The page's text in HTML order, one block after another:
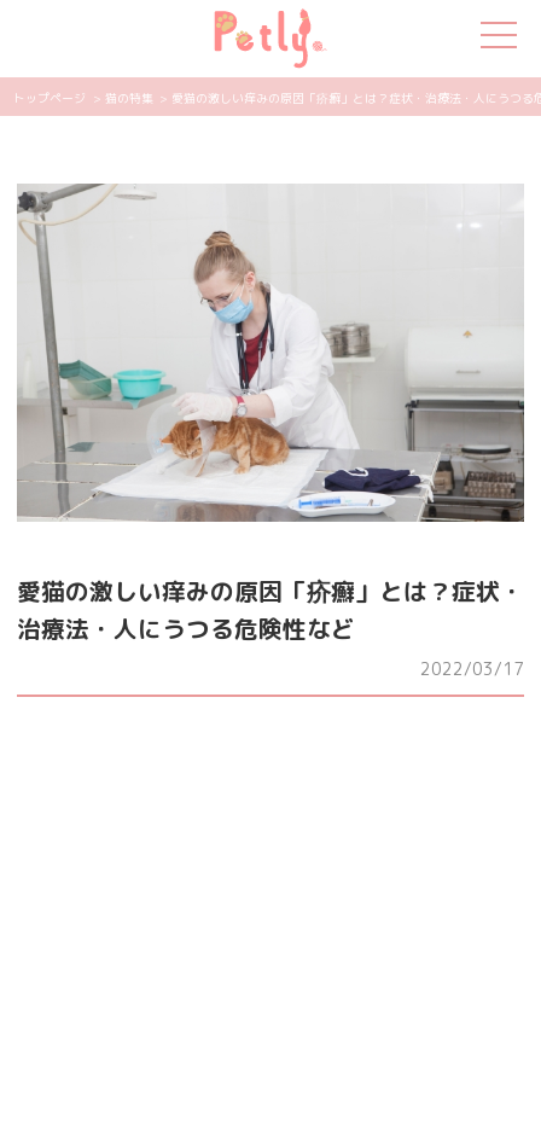
ペット用品
飼い主さんの悩み
ペットの気持ち
知って得する
エンタメ
トップページ > 猫の特集 > 愛猫の激しい痒みの原因「疥癬」とは？症状・治療法・人にうつる
愛猫の激しい痒みの原因「疥癬」とは？症状・
治療法・人にうつる危険性など
2022/03/17